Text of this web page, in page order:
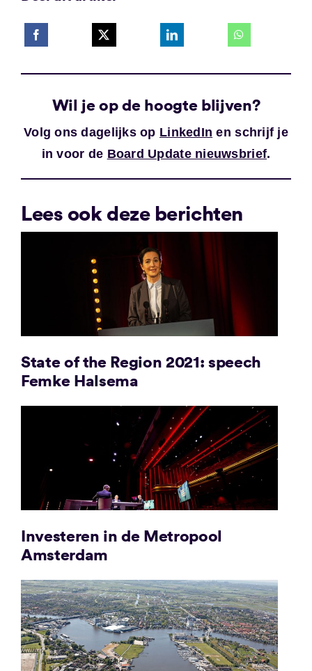
Wil je op de hoogte blijven?
Volg ons dagelijks op LinkedIn en schrijf je
in voor de Board Update nieuwsbrief.
Lees ook deze berichten
State of the Region 2021: speech
Femke Halsema
Investeren in de Metropool
Amsterdam